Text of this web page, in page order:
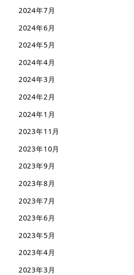
2024年7月
2024年6月
2024年5月
2024年4月
2024年3月
2024年2月
2024年1月
2023年11月
2023年10月
2023年9月
2023年8月
2023年7月
2023年6月
2023年5月
2023年4月
2023年3月